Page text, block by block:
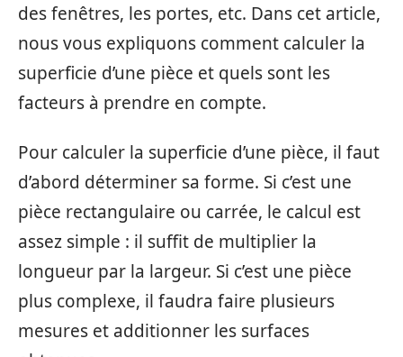
des fenêtres, les portes, etc. Dans cet article,
nous vous expliquons comment calculer la
superficie d’une pièce et quels sont les
facteurs à prendre en compte.
Pour calculer la superficie d’une pièce, il faut
d’abord déterminer sa forme. Si c’est une
pièce rectangulaire ou carrée, le calcul est
assez simple : il suffit de multiplier la
longueur par la largeur. Si c’est une pièce
plus complexe, il faudra faire plusieurs
mesures et additionner les surfaces